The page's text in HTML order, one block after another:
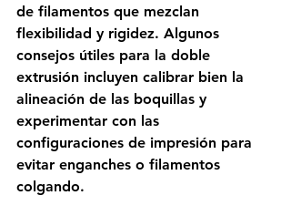
de filamentos que mezclan
flexibilidad y rigidez. Algunos
consejos útiles para la doble
extrusión incluyen calibrar bien la
alineación de las boquillas y
experimentar con las
configuraciones de impresión para
evitar enganches o filamentos
colgando.